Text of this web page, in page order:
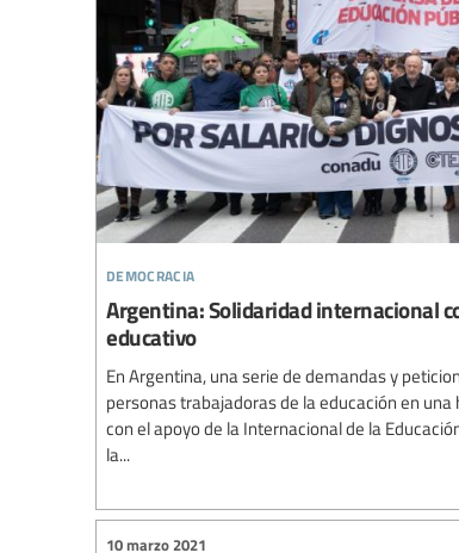
democracia
Argentina: Solidaridad internacional
educativo
En Argentina, una serie de demandas y
personas trabajadoras de la educación en
con el apoyo de la Internacional de la
la...
10 marzo 2021